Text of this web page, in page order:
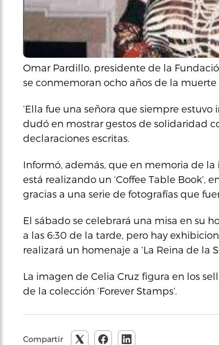
Omar Pardillo, presidente de la
se conmemoran ocho años de la muerte
‘Ella fue una señora que siempre
dudó en mostrar gestos de solidaridad
declaraciones escritas.
Informó, además, que en memoria de la
está realizando un ‘Coffee Table Book’,
gracias a una serie de fotografías que
El sábado se celebrará una misa en su
a las 6:30 de la tarde, pero hay
realizará un homenaje a ‘La Reina de la
La imagen de Celia Cruz figura en los
de la colección ‘Forever Stamps’.
Compartir